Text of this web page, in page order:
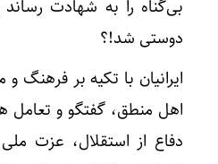
بی‌گناه را به شهادت
دوستی شد!؟
ایرانیان با تکیه بر فرهنگ
اهل منطق، گفتگو و تعامل
دفاع از استقلال، عزت ملی